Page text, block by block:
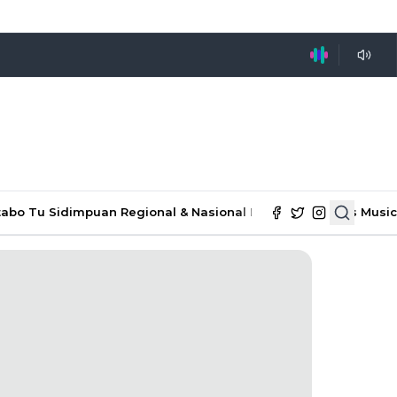
Tu Sidimpuan Regional & Nasional Ekonomi & Bisnis Music